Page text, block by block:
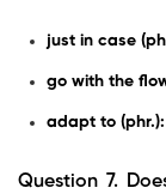
just in case
go with the
adapt to (phr.):
Question 7.